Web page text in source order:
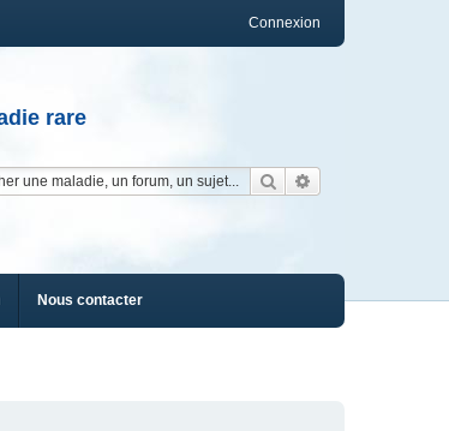
Connexion
rare
Rechercher
Nous contacter